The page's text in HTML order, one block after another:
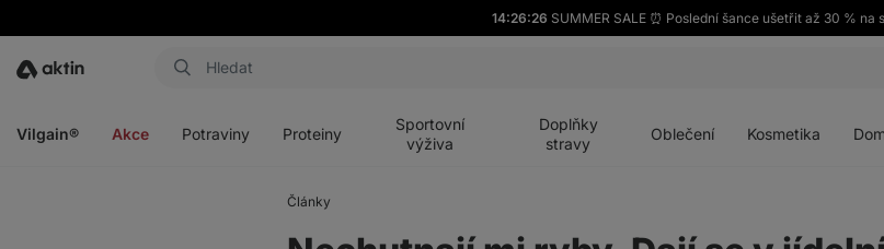
14:26:25 SUMMER SALE ⏰ Poslední šance ušetřit až 30 % na
Aktin
Vilgain® Akce Potraviny Proteiny
Sportovní
výživa
Doplňky
stravy
Oblečení Kosmetika
Články